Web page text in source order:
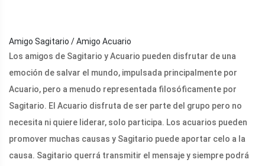
Amigo Sagitario / Amigo Acuario
Los amigos de Sagitario y Acuario pueden disfrutar de una
emoción de salvar el mundo, impulsada principalmente por
Acuario, pero a menudo representada filosóficamente por
Sagitario. El Acuario disfruta de ser parte del grupo pero no
necesita ni quiere liderar, solo participa. Los acuarios pueden
promover muchas causas y Sagitario puede aportar celo a la
causa. Sagitario querrá transmitir el mensaje y siempre podrá